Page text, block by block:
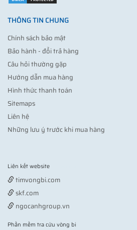
THÔNG TIN CHUNG
Chính sách bảo mật
Bảo hành - đổi trả hàng
Câu hỏi thường gặp
Hướng dẫn mua hàng
Hình thức thanh toán
Sitemaps
Liên hệ
Những lưu ý trước khi mua hàng
Liên kết website
timvongbi.com
skf.com
ngocanhgroup.vn
Phần mềm tra cứu vòng bi